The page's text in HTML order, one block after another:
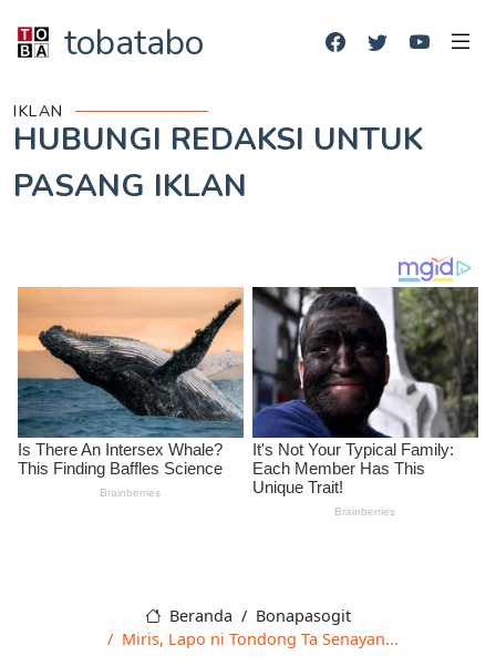
tobatabo
IKLAN
HUBUNGI REDAKSI UNTUK
PASANG IKLAN
Beranda
Bonapasogit
Miris, Lapo ni Tondong Ta Senayan...